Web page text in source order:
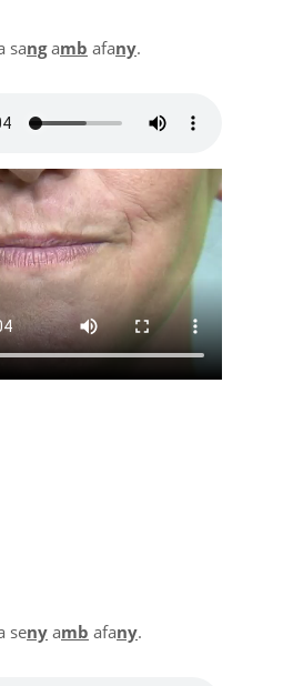
sangamb afany.
seny amb afany.